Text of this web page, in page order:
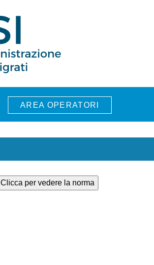
AREA OPERATORI
Clicca per vedere la norma